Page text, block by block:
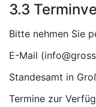
3.3
Bitte nehmen Sie
E-Mail (
Standesamt in
Termine zur